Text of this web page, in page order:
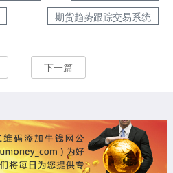
期货趋势跟踪交易系统
下一篇